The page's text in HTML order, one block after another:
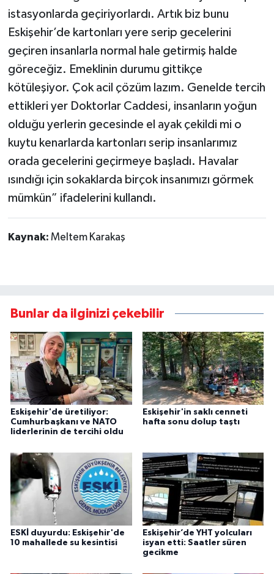
istasyonlarda geçiriyorlardı. Artık biz bunu
Eskişehir’de kartonları yere serip gecelerini
geçiren insanlarla normal hale getirmiş halde
göreceğiz. Emeklinin durumu gittikçe
kötüleşiyor. Çok acil çözüm lazım. Genelde tercih
ettikleri yer Doktorlar Caddesi, insanların yoğun
olduğu yerlerin gecesinde el ayak çekildi mi o
kuytu kenarlarda kartonları serip insanlarımız
orada gecelerini geçirmeye başladı. Havalar
ısındığı için sokaklarda birçok insanımızı görmek
mümkün” ifadelerini kullandı.
Kaynak: Meltem Karakaş
Bunlar da ilginizi çekebilir
Eskişehir'de üretiliyor:
Cumhurbaşkanı ve NATO
liderlerinin de tercihi oldu
Eskişehir'in saklı cenneti
hafta sonu dolup taştı
ESKİ duyurdu: Eskişehir'de
10 mahallede su kesintisi
Eskişehir’de YHT yolcuları
isyan etti: Saatler süren
gecikme